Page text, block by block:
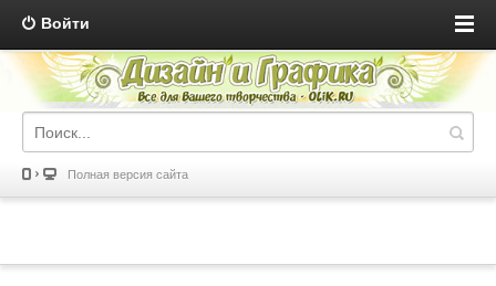
Войти
Полная версия сайта